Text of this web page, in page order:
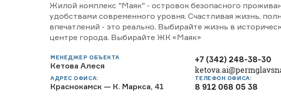
Жилой комплекс "Маяк" - островок безопасного
удобствами современного уровня. Счастливая жизнь,
впечатлений - это реально. Выбирайте жизнь в
центре города. Выбирайте ЖК «Маяк»
МЕНЕДЖЕР ОБЪЕКТА
Кетова Алеся
+7 (342) 248-38-30
АДРЕС ОФИСА:
Краснокамск — К. Маркса, 41
ТЕЛЕФОН ОФИСА:
8 912 068 05 38